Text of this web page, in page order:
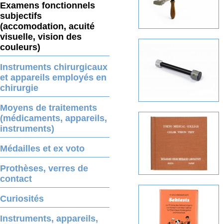
Examens fonctionnels
subjectifs
(accomodation, acuité
visuelle, vision des
couleurs)
Instruments chirurgicaux
et appareils employés en
chirurgie
Moyens de traitements
(médicaments, appareils,
instruments)
Médailles et ex voto
Prothèses, verres de
contact
Curiosités
Instruments, appareils,